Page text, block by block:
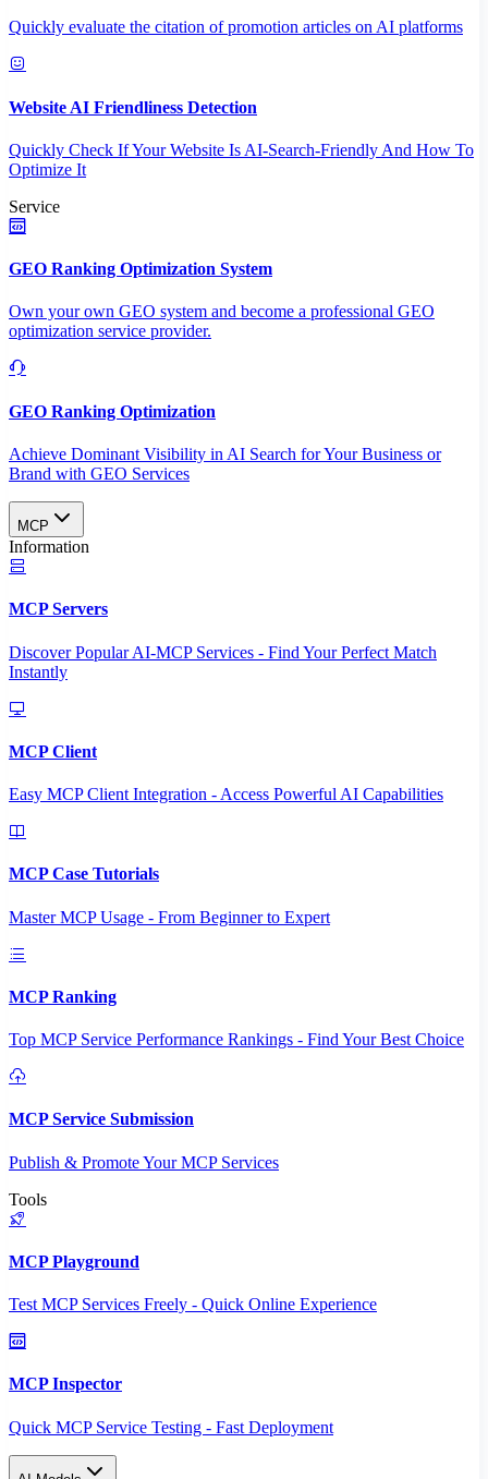
Quickly evaluate the citation of promotion articles on AI platforms
Website AI Friendliness Detection
Quickly Check If Your Website Is AI-Search-Friendly And How To
Optimize It
Service
GEO Ranking Optimization System
Own your own GEO system and become a professional GEO
optimization service provider.
GEO Ranking Optimization
Achieve Dominant Visibility in AI Search for Your Business or
Brand with GEO Services​
MCP
Information
MCP Servers
Discover Popular AI-MCP Services - Find Your Perfect Match
Instantly
MCP Client
Easy MCP Client Integration - Access Powerful AI Capabilities
MCP Case Tutorials
Master MCP Usage - From Beginner to Expert
MCP Ranking
Top MCP Service Performance Rankings - Find Your Best Choice
MCP Service Submission
Publish & Promote Your MCP Services
Tools
MCP Playground
Test MCP Services Freely - Quick Online Experience
MCP Inspector
Quick MCP Service Testing - Fast Deployment